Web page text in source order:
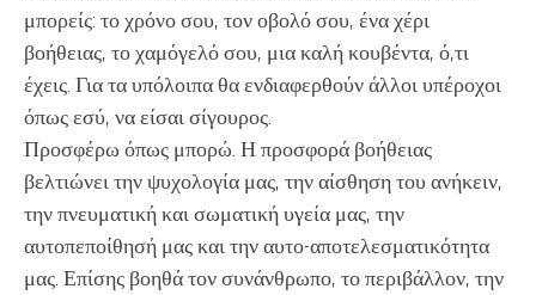
μπορείς: το χρόνο σου, τον οβολό σου, ένα χέρι
βοήθειας, το χαμόγελό σου, μια καλή κουβέντα, ό,τι
έχεις. Για τα υπόλοιπα θα ενδιαφερθούν άλλοι υπέροχοι
όπως εσύ, να είσαι σίγουρος.
Προσφέρω όπως μπορώ. Η προσφορά βοήθειας
βελτιώνει την ψυχολογία μας, την αίσθηση του ανήκειν,
την πνευματική και σωματική υγεία μας, την
αυτοπεποίθησή μας και την αυτο-αποτελεσματικότητα
μας. Επίσης βοηθά τον συνάνθρωπο, το περιβάλλον, την